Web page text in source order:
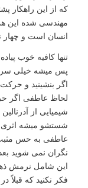
که از این راهکار
مهندسی شده این
انسان است و چهار
تنها کافیه خوب
پس میشه خیلی
اگر بنشینید و
لحاظ عاطفی اگر
شیمیایی از
شستشو میشه اثری
عاطفی به حس
نگران نمی شوید
این شامل نرمش
فکر نکنید که قبلاً